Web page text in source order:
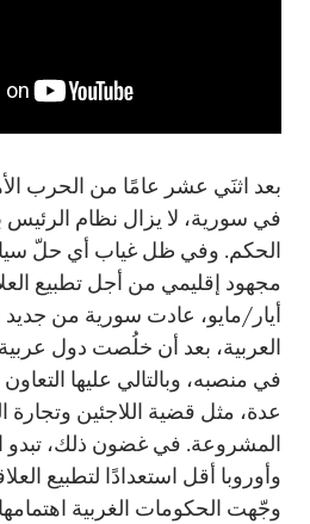
بعد اثنَي عشر عامًا من الحرب
في سورية، لا يزال نظام
الحكم. وفي ظل غياب أي حلّ
مجهود إقليمي من أجل تطبيع
أيار/مايو، عادت سورية من
العربية، بعد أن خلُصت دول
في منصبه، وبالتالي عليها
عدة، مثل قضية اللاجئين وتجارة
المشروعة. في غضون ذلك، تبدو
وأوروبا أقل استعدادًا لتطبيع
وجّهت الحكومات الغربية